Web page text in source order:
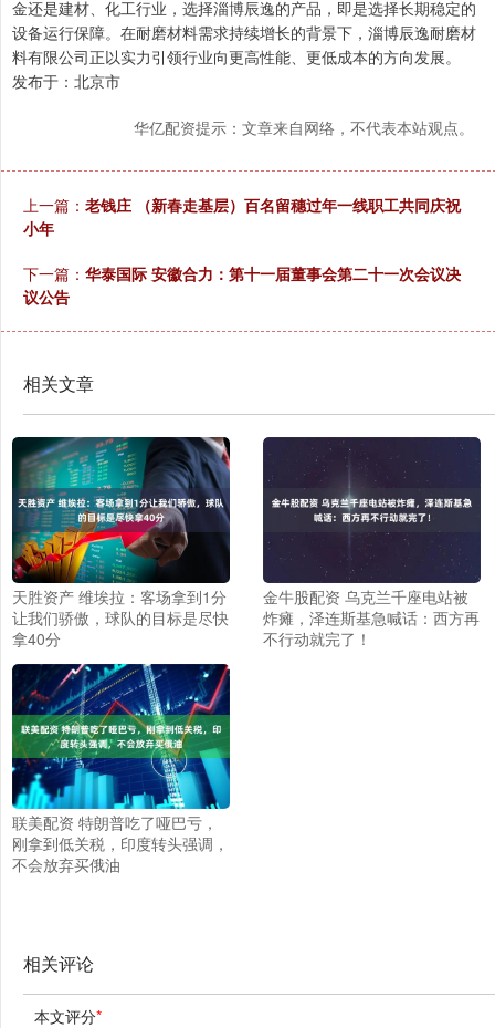
金还是建材、化工行业，选择淄博辰逸的产品，即是选择长期稳定的
设备运行保障。在耐磨材料需求持续增长的背景下，淄博辰逸耐磨材
料有限公司正以实力引领行业向更高性能、更低成本的方向发展。
发布于：北京市
华亿配资提示：文章来自网络，不代表本站观点。
上一篇： 老钱庄 （新春走基层）百名留穗过年一线职工共同庆祝
小年
下一篇： 华泰国际 安徽合力：第十一届董事会第二十一次会议决
议公告
相关文章
天胜资产 维埃拉：客场拿到1分
让我们骄傲，球队的目标是尽快
拿40分
金牛股配资 乌克兰千座电站被
炸瘫，泽连斯基急喊话：西方再
不行动就完了！
联美配资 特朗普吃了哑巴亏，
刚拿到低关税，印度转头强调，
不会放弃买俄油
相关评论
本文评分*